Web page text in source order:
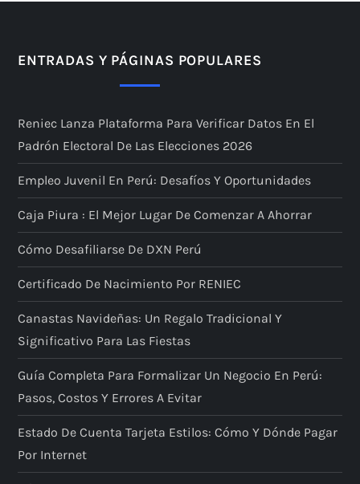
ENTRADAS Y PÁGINAS POPULARES
Reniec Lanza Plataforma Para Verificar Datos En El
Padrón Electoral De Las Elecciones 2026
Empleo Juvenil En Perú: Desafíos Y Oportunidades
Caja Piura : El Mejor Lugar De Comenzar A Ahorrar
Cómo Desafiliarse De DXN Perú
Certificado De Nacimiento Por RENIEC
Canastas Navideñas: Un Regalo Tradicional Y
Significativo Para Las Fiestas
Guía Completa Para Formalizar Un Negocio En Perú:
Pasos, Costos Y Errores A Evitar
Estado De Cuenta Tarjeta Estilos: Cómo Y Dónde Pagar
Por Internet